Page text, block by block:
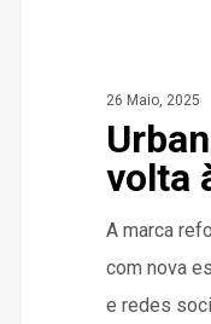
26 Maio, 2025
volta
A marca
com nova
e redes